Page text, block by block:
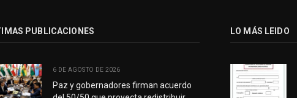
PUBLICACIONES
6 DE AGOSTO DE 2026
Paz y gobernadores firman acuerdo
LO MÁS LEIDO